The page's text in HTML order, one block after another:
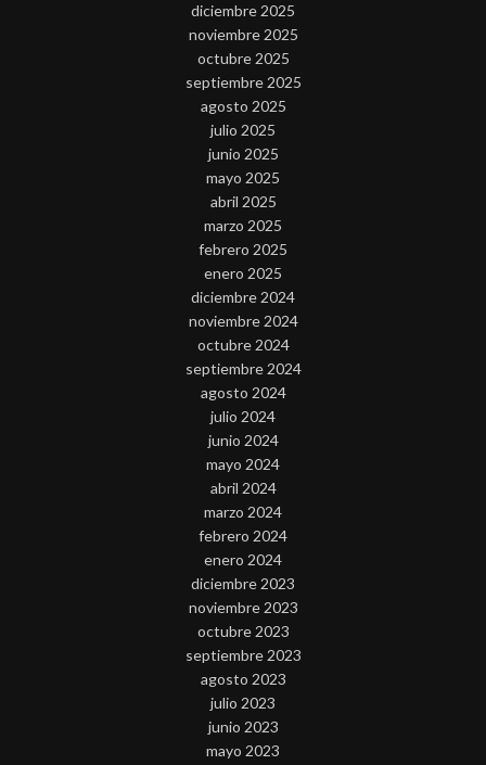
diciembre 2025
noviembre 2025
octubre 2025
septiembre 2025
agosto 2025
julio 2025
junio 2025
mayo 2025
abril 2025
marzo 2025
febrero 2025
enero 2025
diciembre 2024
noviembre 2024
octubre 2024
septiembre 2024
agosto 2024
julio 2024
junio 2024
mayo 2024
abril 2024
marzo 2024
febrero 2024
enero 2024
diciembre 2023
noviembre 2023
octubre 2023
septiembre 2023
agosto 2023
julio 2023
junio 2023
mayo 2023